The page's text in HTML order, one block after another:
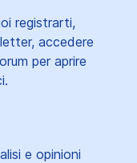
registrarti,
accedere
per aprire
e opinioni